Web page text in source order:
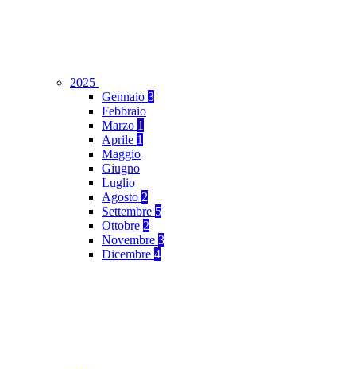
2025
Gennaio 3
Febbraio
Marzo 1
Aprile 1
Maggio
Giugno
Luglio
Agosto 2
Settembre 5
Ottobre 2
Novembre 3
Dicembre 4